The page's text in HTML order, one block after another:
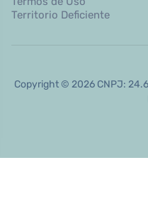
Territorio Deficiente
Copyright © 2026 CNPJ: